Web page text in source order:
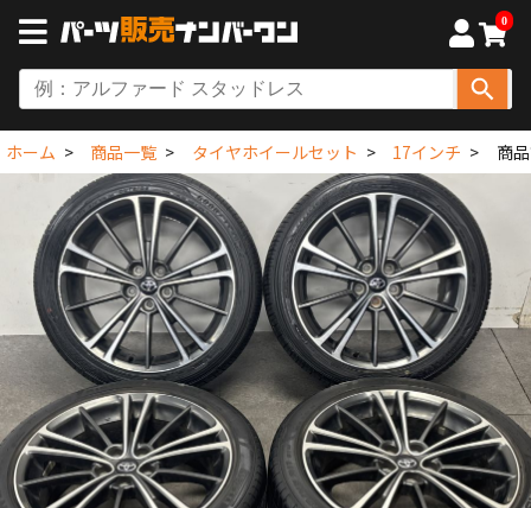
0
ホーム 商品一覧 タイヤホイールセット 17インチ 商